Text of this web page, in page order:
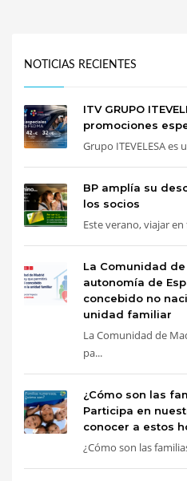
NOTICIAS RECIENTES
ITV GRUPO
promociones
Grupo ITEVELESA
BP amplía su
los socios
Este verano, viajar
La Comunidad
autonomía de
concebido no
unidad familiar
La Comunidad de
pa...
¿Cómo son las
Participa en
conocer a estos
¿Cómo son las